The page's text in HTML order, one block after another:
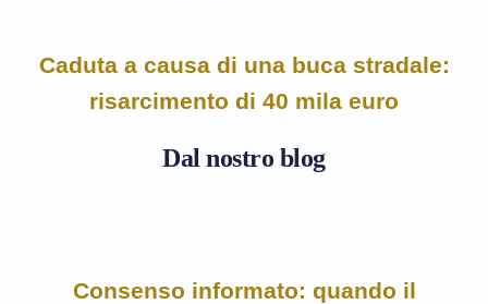
Caduta a causa di una buca stradale:
risarcimento di 40 mila euro
Dal nostro blog
Consenso informato: quando il